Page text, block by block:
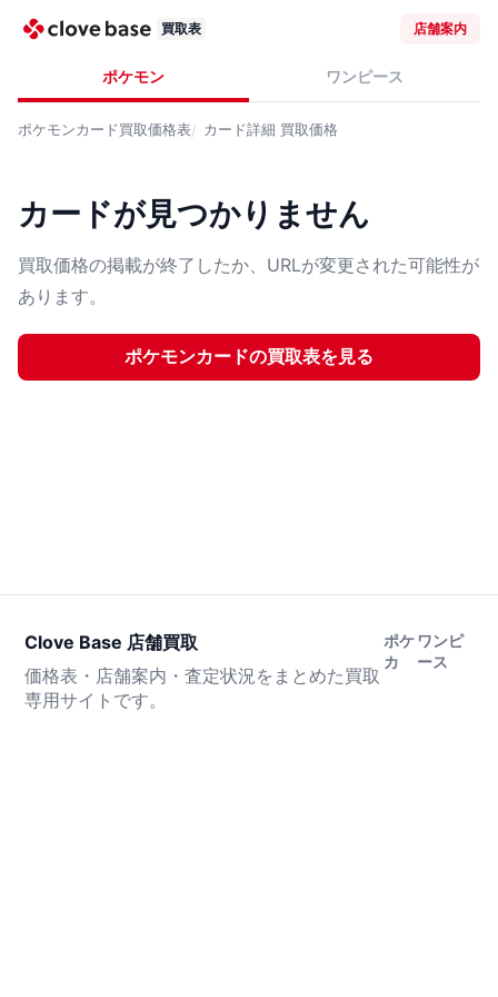
買取表 店舗案内
ポケモン ワンピース
ポケモンカード買取価格表 カード詳細 買取価格
カードが見つかりません
買取価格の掲載が終了したか、URLが変更された可能性が
あります。
ポケモンカードの買取表を見る
Clove Base 店舗買取
価格表・店舗案内・査定状況をまとめた買取
専用サイトです。
ポケ
カ
ワンピ
ース